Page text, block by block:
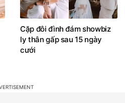
Cặp đôi đình đám showbiz
ly thân gấp sau 15 ngày
cưới